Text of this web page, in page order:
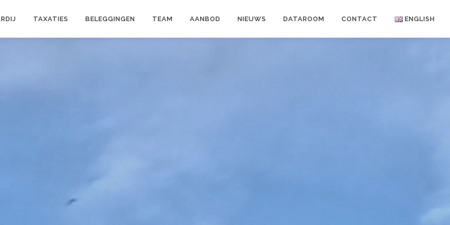
TAXATIES BELEGGINGEN TEAM AANBOD NIEUWS DATAROOM CONTACT ENGLISH